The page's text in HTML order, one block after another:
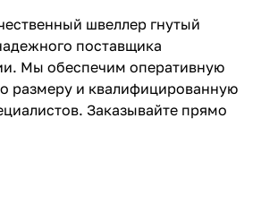
швеллер гнутый
поставщика
Мы обеспечим оперативную
размеру и квалифицированную
Заказывайте прямо